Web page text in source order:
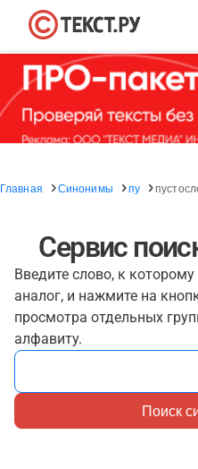
Главная Синонимы пу
Сервис
Введите слово, к
аналог, и нажмите на
просмотра отдельных
алфавиту.
Поиск